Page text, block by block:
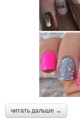
читать дальше →